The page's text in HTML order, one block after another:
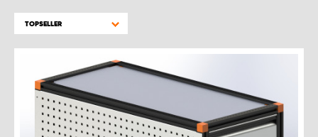
TOPSELLER